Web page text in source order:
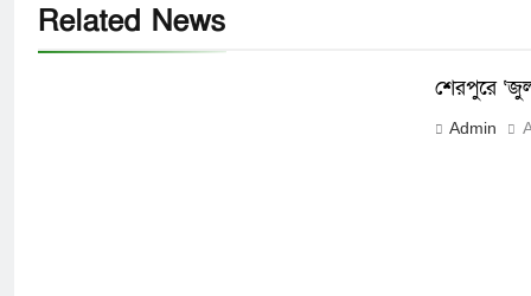
Related News
শেরপুরে
Admin